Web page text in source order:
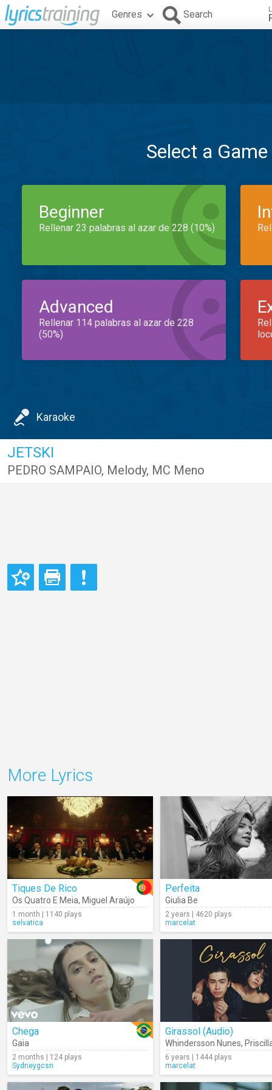
Genres Search
Select a
Beginner
Rellenar 23 palabras al azar de 228 (10%)
Advanced
Rellenar 114 palabras al azar de 228
(50%)
Karaoke
JETSKI
PEDRO SAMPAIO, Melody, MC Meno
More Lyrics
Tiques De Rico
Os Quatro E Meia, Miguel Araújo
1 month | 1140 plays
selvatica
Perfeita
Giulia Be
2 years | 4620 plays
marcelat
Chega
Gaia
2 months | 124 plays
Sydneygcsn
Girassol (Audio)
Whindersson Nunes, Priscilla
6 years | 1444 plays
marcelat